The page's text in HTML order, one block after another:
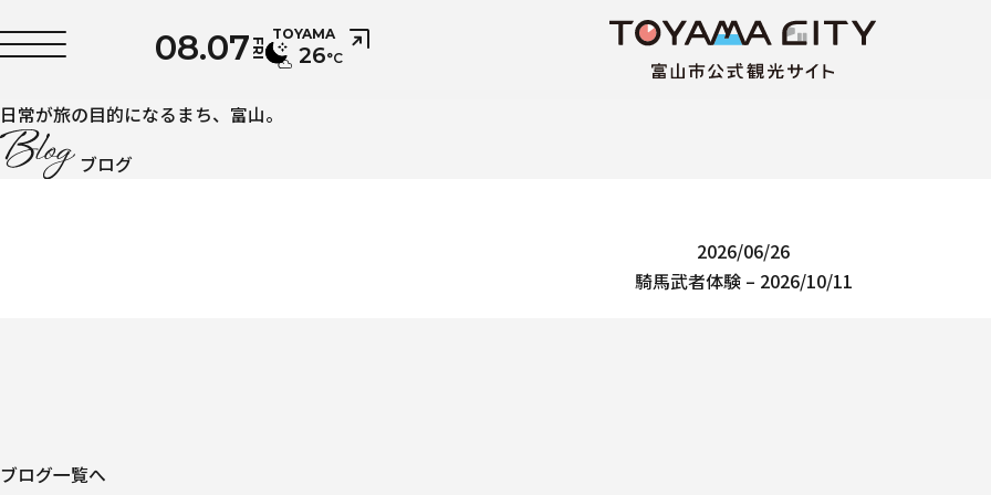
08.07FRI
TOYAMA
26°C
日常が旅の目的になるまち、富山。
ブログ
2026/06/26
騎馬武者体験 – 2026/10/11
ブログ一覧へ